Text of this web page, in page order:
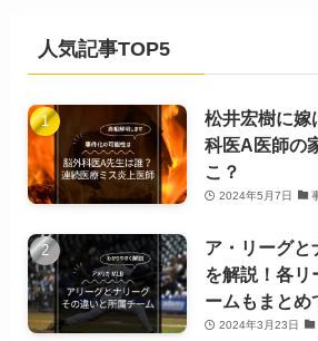
人気記事TOP5
松井宏樹に嫁
科医A医師の
こ？
2024年5月7日
ア・リーグと
を解説！各リ
ームもまとめ
2024年3月23日